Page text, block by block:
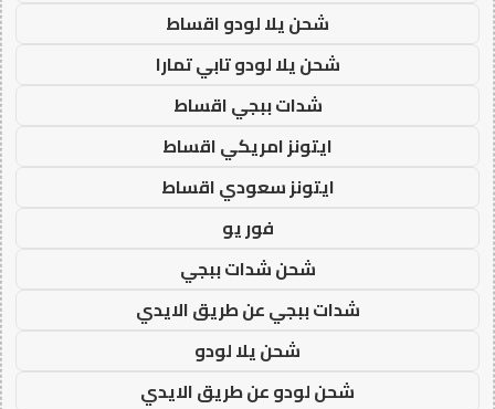
شحن يلا لودو اقساط
شحن يلا لودو تابي تمارا
شدات ببجي اقساط
ايتونز امريكي اقساط
ايتونز سعودي اقساط
فور يو
شحن شدات ببجي
شدات ببجي عن طريق الايدي
شحن يلا لودو
شحن لودو عن طريق الايدي